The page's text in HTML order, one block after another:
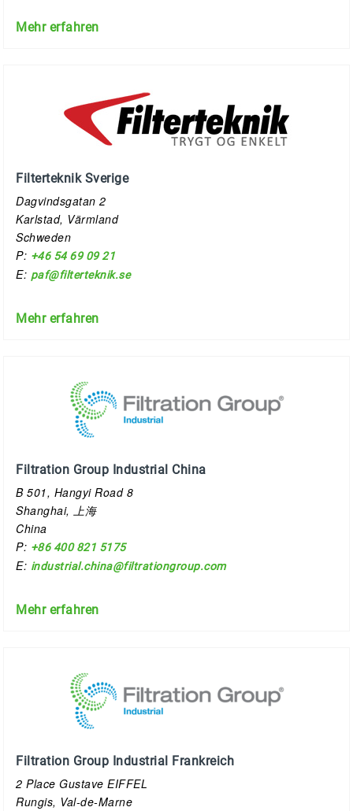
Mehr erfahren
Filterteknik Sverige
Dagvindsgatan 2
Karlstad, Värmland
Schweden
P: +46 54 69 09 21
E: paf@filterteknik.se
Mehr erfahren
Filtration Group Industrial China
B 501, Hangyi Road 8
Shanghai, 上海
China
P: +86 400 821 5175
E: industrial.china@filtrationgroup.com
Mehr erfahren
Filtration Group Industrial Frankreich
2 Place Gustave EIFFEL
Rungis, Val-de-Marne